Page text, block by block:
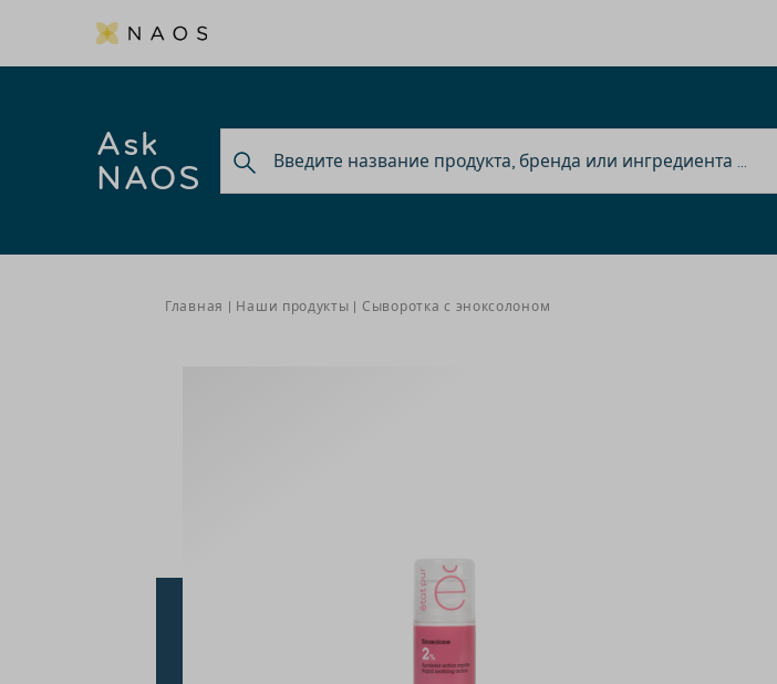
Ask
NAOS
Главная Наши продукты Сыворотка с эноксолоном